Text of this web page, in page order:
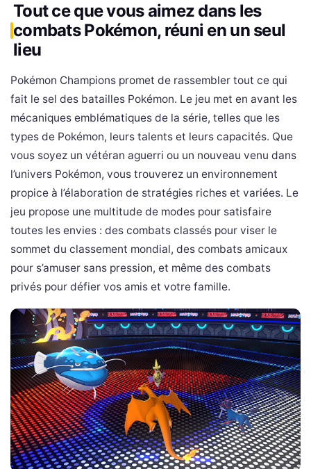
Tout ce que vous aimez dans les
combats Pokémon, réuni en un seul
lieu
Pokémon Champions promet de rassembler tout ce qui
fait le sel des batailles Pokémon. Le jeu met en avant les
mécaniques emblématiques de la série, telles que les
types de Pokémon, leurs talents et leurs capacités. Que
vous soyez un vétéran aguerri ou un nouveau venu dans
l’univers Pokémon, vous trouverez un environnement
propice à l’élaboration de stratégies riches et variées. Le
jeu propose une multitude de modes pour satisfaire
toutes les envies : des combats classés pour viser le
sommet du classement mondial, des combats amicaux
pour s’amuser sans pression, et même des combats
privés pour défier vos amis et votre famille.